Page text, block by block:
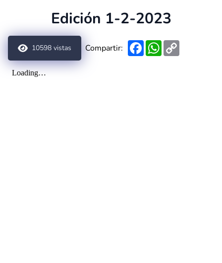
Edición 1-2-2023
10598 vistas Compartir: FacebookWhatsApp